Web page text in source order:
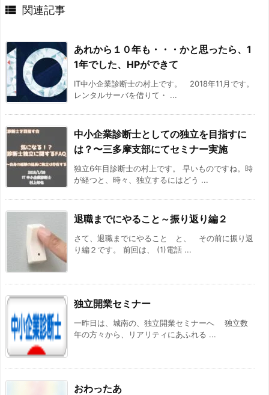
 関連記事
あれから１０年も・・・かと思ったら、1
1年でした、HPができて
IT中小企業診断士の村上です。 2018年11月です。
レンタルサーバを借りて・ ...
中小企業診断士としての独立を目指すに
は？〜三多摩支部にてセミナー実施
独立6年目診断士の村上です。 早いものですね。時
が経つと、時々、独立するにはどう ...
退職までにやること～振り返り編２
さて、退職までにやること と、 その前に振り返
り編２です。 前回は、 (1)電話 ...
独立開業セミナー
一昨日は、城南の、独立開業セミナーへ 独立数
年の方々から、リアリティにあふれる ...
おわったあ